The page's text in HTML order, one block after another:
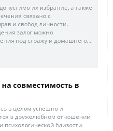
их избрание, а также
связано с
и свобод личности.
залог можно
под стражу и домашнего...
совместимость в
в целом успешно и
в дружелюбном отношении
психологической близости.